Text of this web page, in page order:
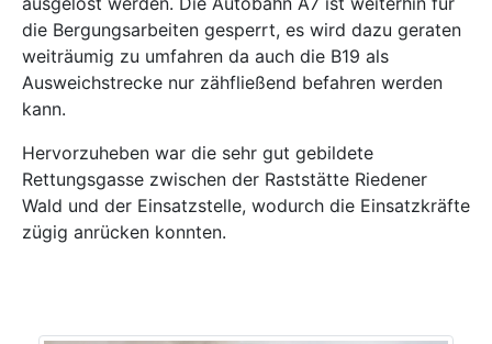
die Bergungsarbeiten gesperrt, es wird dazu geraten
weiträumig zu umfahren da auch die B19 als
Ausweichstrecke nur zähfließend befahren werden
kann.
Hervorzuheben war die sehr gut gebildete
Rettungsgasse zwischen der Raststätte Riedener
Wald und der Einsatzstelle, wodurch die Einsatzkräfte
zügig anrücken konnten.